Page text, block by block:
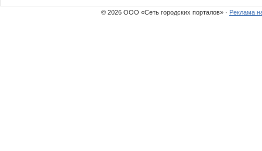
© 2026 ООО «Сеть городских порталов» · Реклама